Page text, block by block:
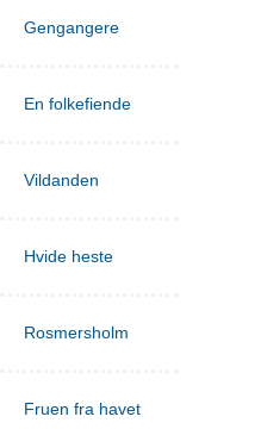
Gengangere
En folkefiende
Vildanden
Hvide heste
Rosmersholm
Fruen fra havet